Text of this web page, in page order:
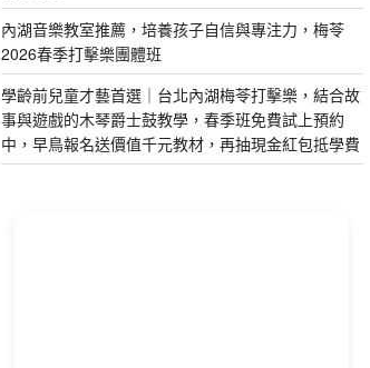
內湖音樂教室推薦，培養孩子自信與專注力，梅苓
2026春季打擊樂團體班
學齡前兒童才藝首選｜台北內湖梅苓打擊樂，結合故
事與遊戲的木琴爵士鼓教學，春季班免費試上預約
中，早鳥報名送價值千元教材，再抽現金紅包抵學費